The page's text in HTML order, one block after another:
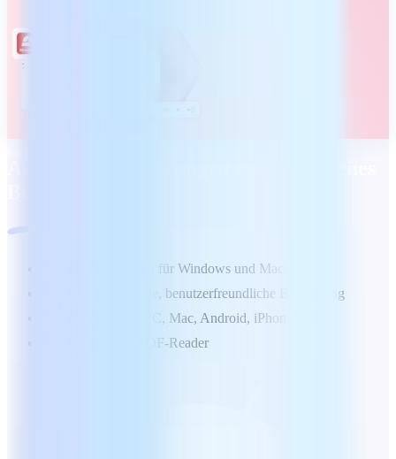
Kostenlos testen für Windows und Mac
Eine umfassende, benutzerfreundliche Bürolösung
Verfügbar auf PC, Mac, Android, iPhone/iPad
Ergänzender PDF-Reader